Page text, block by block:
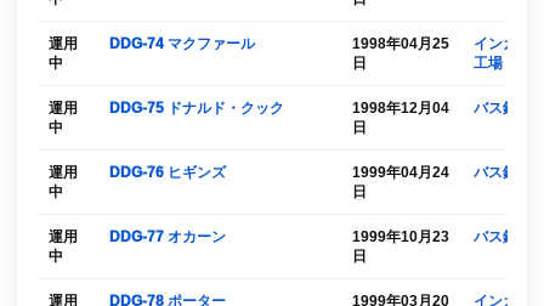
運用
中
DDG-74 マクファール
1998年04月25
日
インガル
工場
運用
中
DDG-75 ドナルド・クック
1998年12月04
日
バス鉄工
運用
中
DDG-76 ヒギンズ
1999年04月24
日
バス鉄工
運用
中
DDG-77 オカーン
1999年10月23
日
バス鉄工
運用
DDG-78 ポーター
1999年03月20
インガル